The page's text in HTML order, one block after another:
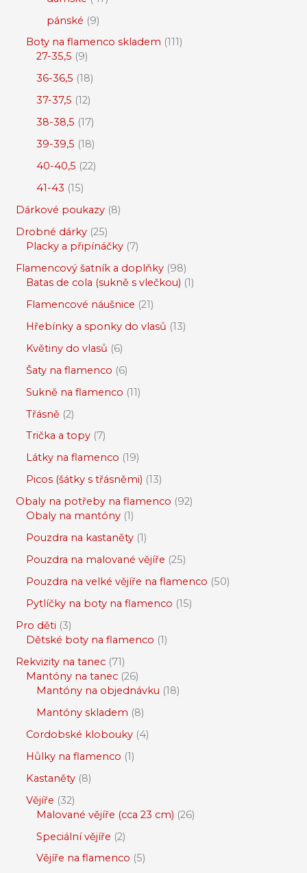
pánské 9
Boty na flamenco skladem 111
27-35,5 9
36-36,5 18
37-37,5 12
38-38,5 17
39-39,5 18
40-40,5 22
41-43 15
Dárkové poukazy 8
Drobné dárky 25
Placky a připínáčky 7
Flamencový šatník a doplňky 98
Batas de cola (sukně s vlečkou) 1
Flamencové náušnice 21
Hřebínky a sponky do vlasů 13
Květiny do vlasů 6
Šaty na flamenco 6
Sukně na flamenco 11
Třásně 2
Trička a topy 7
Látky na flamenco 19
Picos (šátky s třásněmi) 13
Obaly na potřeby na flamenco 92
Obaly na mantóny 1
Pouzdra na kastaněty 1
Pouzdra na malované vějíře 25
Pouzdra na velké vějíře na flamenco 50
Pytlíčky na boty na flamenco 15
Pro děti 3
Dětské boty na flamenco 1
Rekvizity na tanec 71
Mantóny na tanec 26
Mantóny na objednávku 18
Mantóny skladem 8
Cordobské klobouky 4
Hůlky na flamenco 1
Kastaněty 8
Vějíře 32
Malované vějíře (cca 23 cm) 26
Speciální vějíře 2
Vějíře na flamenco 5